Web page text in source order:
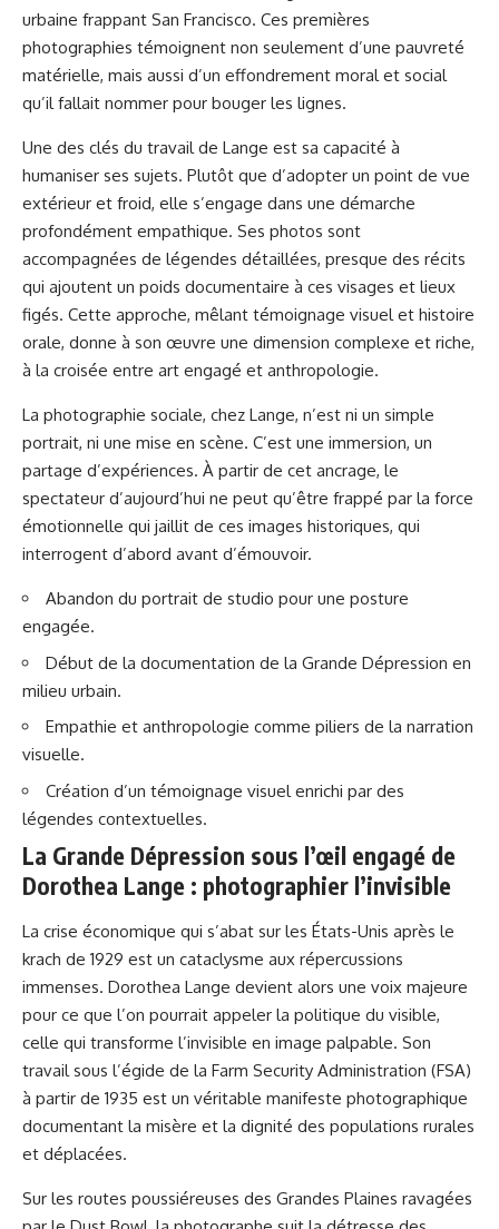
urbaine frappant San Francisco. Ces premières
photographies témoignent non seulement d’une pauvreté
matérielle, mais aussi d’un effondrement moral et social
qu’il fallait nommer pour bouger les lignes.
Une des clés du travail de Lange est sa capacité à
humaniser ses sujets. Plutôt que d’adopter un point de vue
extérieur et froid, elle s’engage dans une démarche
profondément empathique. Ses photos sont
accompagnées de légendes détaillées, presque des récits
qui ajoutent un poids documentaire à ces visages et lieux
figés. Cette approche, mêlant témoignage visuel et histoire
orale, donne à son œuvre une dimension complexe et riche,
à la croisée entre art engagé et anthropologie.
La photographie sociale, chez Lange, n’est ni un simple
portrait, ni une mise en scène. C’est une immersion, un
partage d’expériences. À partir de cet ancrage, le
spectateur d’aujourd’hui ne peut qu’être frappé par la force
émotionnelle qui jaillit de ces images historiques, qui
interrogent d’abord avant d’émouvoir.
Abandon du portrait de studio pour une posture
engagée.
Début de la documentation de la Grande Dépression en
milieu urbain.
Empathie et anthropologie comme piliers de la narration
visuelle.
Création d’un témoignage visuel enrichi par des
légendes contextuelles.
La Grande Dépression sous l’œil engagé de
Dorothea Lange : photographier l’invisible
La crise économique qui s’abat sur les États-Unis après le
krach de 1929 est un cataclysme aux répercussions
immenses. Dorothea Lange devient alors une voix majeure
pour ce que l’on pourrait appeler la politique du visible,
celle qui transforme l’invisible en image palpable. Son
travail sous l’égide de la Farm Security Administration (FSA)
à partir de 1935 est un véritable manifeste photographique
documentant la misère et la dignité des populations rurales
et déplacées.
Sur les routes poussiéreuses des Grandes Plaines ravagées